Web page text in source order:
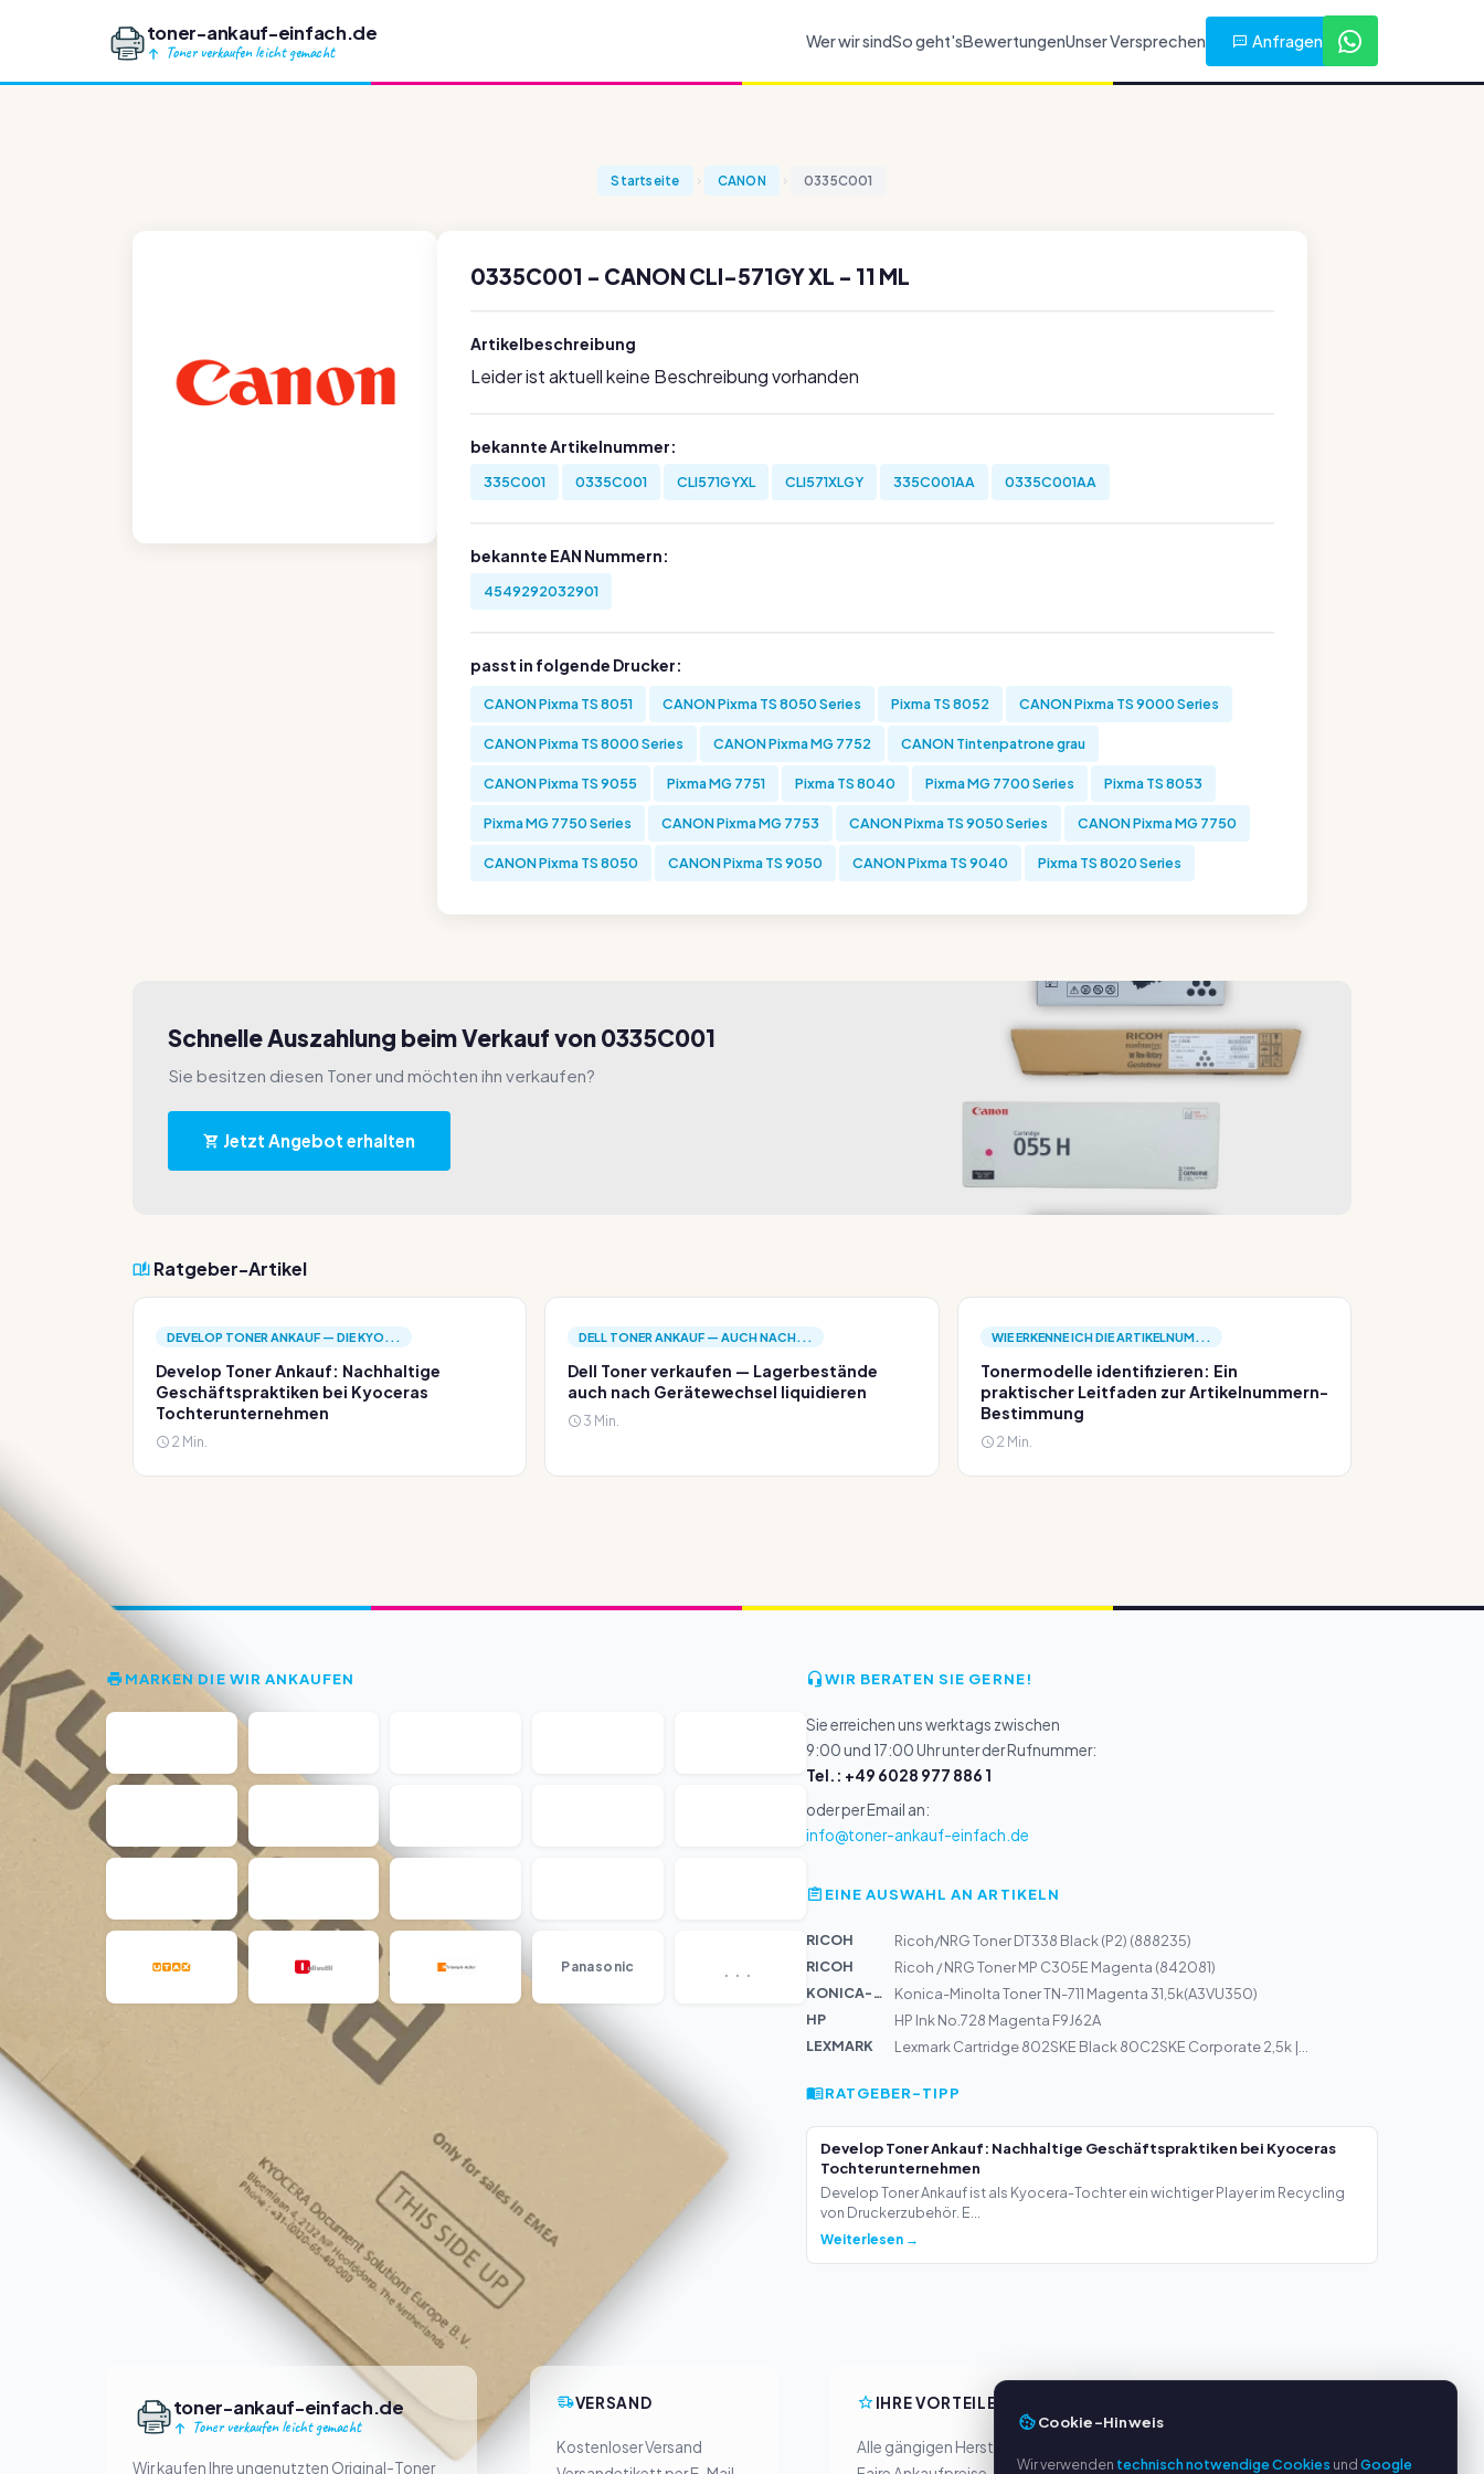
toner-ankauf-einfach.de
Toner verkaufen leicht gemacht
Wer wir sindSo geht'sBewertungenUnser Versprechen Anfragen
Startseite CANON 0335C001
0335C001 - CANON CLI-571GY XL - 11 ML
Artikelbeschreibung
Leider ist aktuell keine Beschreibung vorhanden
bekannte Artikelnummer:
335C001 0335C001 CLI571GYXL CLI571XLGY 335C001AA 0335C001AA
bekannte EAN Nummern:
4549292032901
passt in folgende Drucker:
CANON Pixma TS 8051 CANON Pixma TS 8050 Series Pixma TS 8052 CANON Pixma TS 9000 Series
CANON Pixma TS 8000 Series CANON Pixma MG 7752 CANON Tintenpatrone grau
CANON Pixma TS 9055 Pixma MG 7751 Pixma TS 8040 Pixma MG 7700 Series Pixma TS 8053
Pixma MG 7750 Series CANON Pixma MG 7753 CANON Pixma TS 9050 Series CANON Pixma MG 7750
CANON Pixma TS 8050 CANON Pixma TS 9050 CANON Pixma TS 9040 Pixma TS 8020 Series
Schnelle Auszahlung beim Verkauf von 0335C001
Sie besitzen diesen Toner und möchten ihn verkaufen?
Jetzt Angebot erhalten
Ratgeber-Artikel
DEVELOP TONER ANKAUF — DIE KYO...
Develop Toner Ankauf: Nachhaltige
Geschäftspraktiken bei Kyoceras
Tochterunternehmen
2 Min.
DELL TONER ANKAUF — AUCH NACH...
Dell Toner verkaufen — Lagerbestände
auch nach Gerätewechsel liquidieren
3 Min.
WIE ERKENNE ICH DIE ARTIKELNUM...
Tonermodelle identifizieren: Ein
praktischer Leitfaden zur Artikelnummern-
Bestimmung
2 Min.
MARKEN DIE WIR ANKAUFEN
Panasonic ...
WIR BERATEN SIE GERNE!
Sie erreichen uns werktags zwischen
9:00 und 17:00 Uhr unter der Rufnummer:
Tel.: +49 6028 977 886 1
oder per Email an:
info@toner-ankauf-einfach.de
EINE AUSWAHL AN ARTIKELN
RICOH
Ricoh/NRG Toner DT338 Black (P2) (888235)
RICOH
Ricoh / NRG Toner MP C305E Magenta (842081)
KONICA-MIN...
Konica-Minolta Toner TN-711 Magenta 31,5k(A3VU350)
HP
HP Ink No.728 Magenta F9J62A
LEXMARK
Lexmark Cartridge 802SKE Black 80C2SKE Corporate 2,5k |...
RATGEBER-TIPP
Develop Toner Ankauf: Nachhaltige Geschäftspraktiken bei Kyoceras
Tochterunternehmen
Develop Toner Ankauf ist als Kyocera-Tochter ein wichtiger Player im Recycling
von Druckerzubehör. E...
Weiterlesen →
toner-ankauf-einfach.de
Toner verkaufen leicht gemacht
Wir kaufen Ihre ungenutzten Original-Toner
VERSAND
Kostenloser Versand
IHRE VORTEILE
Alle gängigen Hersteller
Cookie-Hinweis
Wir verwenden technisch notwendige Cookies undGoogle